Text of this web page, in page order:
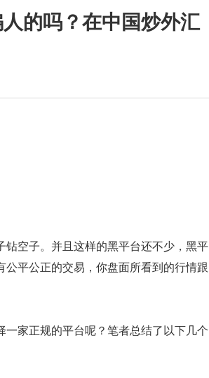
的吗？在中国炒外汇
空子。并且这样的黑平台还不少，黑平
平公正的交易，你盘面所看到的行情跟
家正规的平台呢？笔者总结了以下几个